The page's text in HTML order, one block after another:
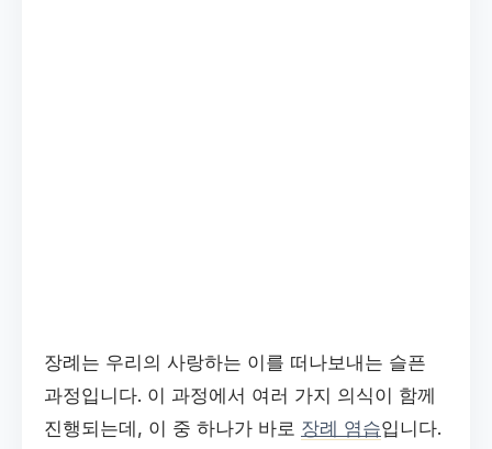
장례는 우리의 사랑하는 이를 떠나보내는 슬픈
과정입니다. 이 과정에서 여러 가지 의식이 함께
진행되는데, 이 중 하나가 바로 장례 염습입니다.